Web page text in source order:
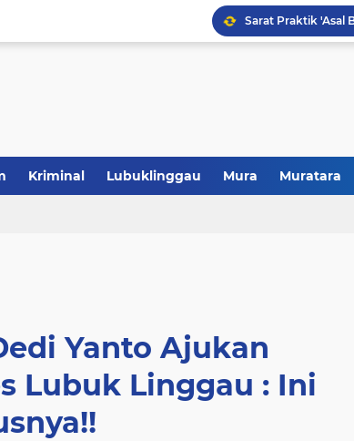
Kriminal Lubuklinggau Mura Muratara
Yanto Ajukan
Lubuk Linggau : Ini